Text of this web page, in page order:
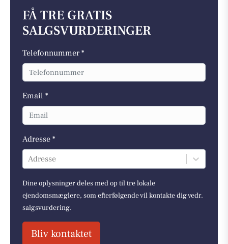
FÅ TRE GRATIS
SALGSVURDERINGER
Telefonnummer *
Email *
Adresse *
Adresse
Dine oplysninger deles med op til tre lokale
ejendomsmæglere, som efterfølgende vil kontakte dig vedr.
salgsvurdering.
Bliv kontaktet